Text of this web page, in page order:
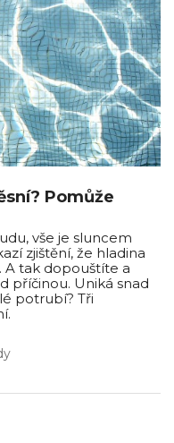
Pomůže
vše je sluncem
zjištění, že hladina
A tak dopouštíte a
příčinou. Uniká snad
potrubí? Tři